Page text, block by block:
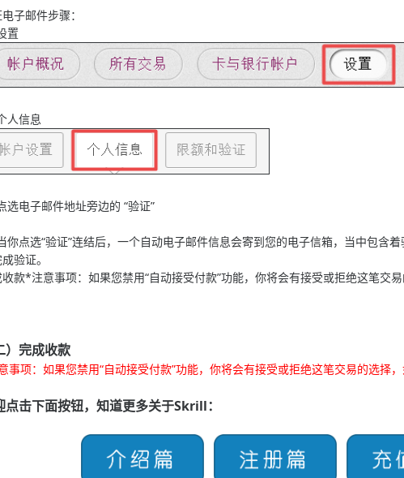
子邮件步骤：
置
人信息
选电子邮件地址旁边的 “验证”
你点选“验证”连结后，一个自动电子邮件信息会寄到您的电子信箱，当中包含
验证。
款*注意事项：如果您禁用“自动接受付款”功能，你将会有接受或拒绝这笔交
）完成收款
事项：如果您禁用“自动接受付款”功能，你将会有接受或拒绝这笔交易的选择
点击下面按钮，知道更多关于Skrill：